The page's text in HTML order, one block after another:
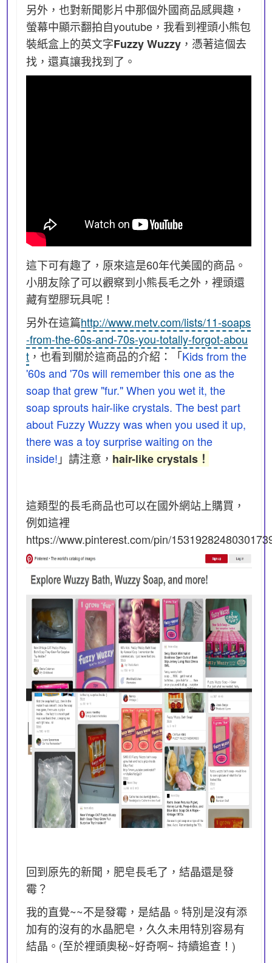
另外，也對新聞影片中那個外國商品感興趣，
螢幕中顯示翻拍自youtube，我看到裡頭小熊包
裝紙盒上的英文字Fuzzy Wuzzy ，憑著這個去
找，還真讓我找到了。
這下可有趣了，原來這是60年代美國的商品。
小朋友除了可以觀察到小熊長毛之外，裡頭還
藏有塑膠玩具呢！
另外在這篇http://www.metv.com/lists/11-soaps
-from-the-60s-and-70s-you-totally-forgot-abou
t ，也看到關於這商品的介紹：「Kids from the
'60s and '70s will remember this one as the
soap that grew "fur." When you wet it, the
soap sprouts hair-like crystals. The best part
about Fuzzy Wuzzy was when you used it up,
there was a toy surprise waiting on the
inside! 」請注意， hair-like crystals！
這類型的長毛商品也可以在國外網站上購買，
例如這裡
https://www.pinterest.com/pin/
回到原先的新聞，肥皂長毛了，結晶還是發
霉？
我的直覺~~不是發霉，是結晶。特別是沒有添
加有的沒有的水晶肥皂，久久未用特別容易有
結晶。(至於裡頭奧秘~好奇啊~ 持續追查！)